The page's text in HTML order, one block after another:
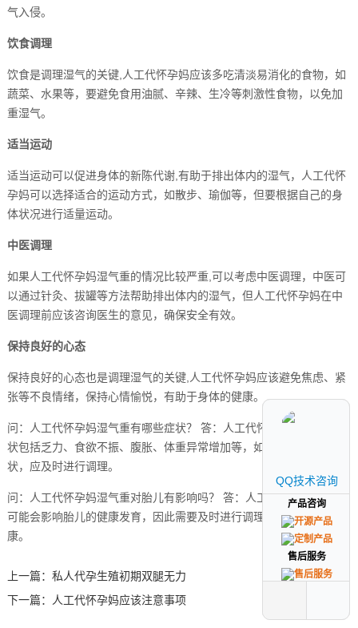
气入侵。
饮食调理
饮食是调理湿气的关键,人工代怀孕妈应该多吃清淡易消化的食物，如
蔬菜、水果等，要避免食用油腻、辛辣、生冷等刺激性食物，以免加
重湿气。
适当运动
适当运动可以促进身体的新陈代谢,有助于排出体内的湿气，人工代怀
孕妈可以选择适合的运动方式，如散步、瑜伽等，但要根据自己的身
体状况进行适量运动。
中医调理
如果人工代怀孕妈湿气重的情况比较严重,可以考虑中医调理，中医可
以通过针灸、拔罐等方法帮助排出体内的湿气，但人工代怀孕妈在中
医调理前应该咨询医生的意见，确保安全有效。
保持良好的心态
保持良好的心态也是调理湿气的关键,人工代怀孕妈应该避免焦虑、紧
张等不良情绪，保持心情愉悦，有助于身体的健康。
问：人工代怀孕妈湿气重有哪些症状？ 答：人工代怀孕妈湿气重的症
状包括乏力、食欲不振、腹胀、体重异常增加等，如果出现这些症
状，应及时进行调理。
问：人工代怀孕妈湿气重对胎儿有影响吗？ 答：人工代怀孕妈湿气重
可能会影响胎儿的健康发育，因此需要及时进行调理，保持身体健
康。
上一篇： 私人代孕生殖初期双腿无力
下一篇：
人工代怀孕妈应该注意事项
QQ技术咨询
产品咨询
售后服务
QQ技术咨询
产品咨询
售后服务